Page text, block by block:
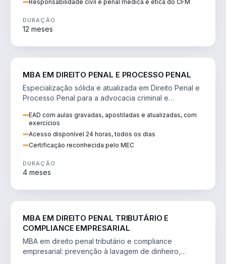
Responsabilidade civil e penal médica e ética do CFM
DURAÇÃO
12 meses
MBA EM DIREITO PENAL E PROCESSO PENAL
Especialização sólida e atualizada em Direito Penal e
Processo Penal para a advocacia criminal e
EAD com aulas gravadas, apostiladas e atualizadas, com
exercícios
Acesso disponível 24 horas, todos os dias
Certificação reconhecida pelo MEC
DURAÇÃO
4 meses
MBA EM DIREITO PENAL TRIBUTÁRIO E
COMPLIANCE EMPRESARIAL
MBA em direito penal tributário e compliance
empresarial: prevenção à lavagem de dinheiro,